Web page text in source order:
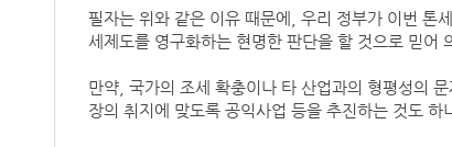
필자는 위와 같은 이유 때문에, 우리 정부가 이번 톤
세제도를 영구화하는 현명한 판단을 할 것으로 믿어
만약, 국가의 조세 확충이나 타 산업과의 형평성의
장의 취지에 맞도록 공익사업 등을 추진하는 것도 하